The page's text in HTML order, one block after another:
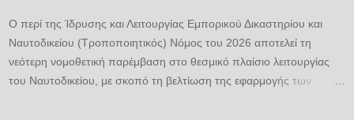
Ο περί της Ίδρυσης και Λειτουργίας Εμπορικού Δικαστηρίου και
Ναυτοδικείου (Τροποποιητικός) Νόμος του 2026 αποτελεί τη
νεότερη νομοθετική παρέμβαση στο θεσμικό πλαίσιο λειτουργίας
του Ναυτοδικείου, με σκοπό τη βελτίωση της εφαρμογής των